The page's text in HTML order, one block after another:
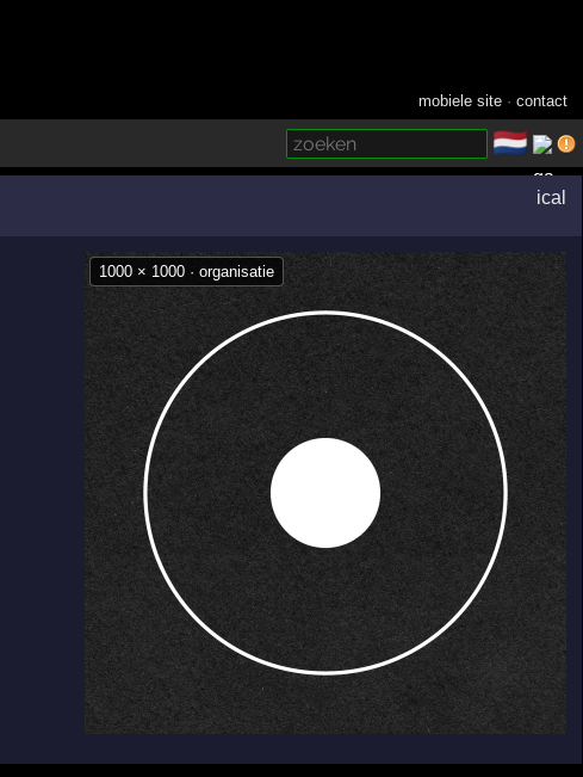
mobiele site ·contact
🇳🇱
ical
1000 × 1000 · organisatie